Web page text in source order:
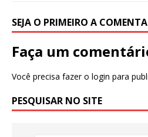
SEJA O PRIMEIRO A
Faça um
Você precisa fazer o login para
PESQUISAR NO SITE